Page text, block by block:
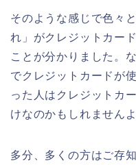
そのような感じで色々
れ」がクレジットカー
ことが分かりました。
でクレジットカードが
った人はクレジットカ
けなのかもしれませんよ
多分、多くの方はご存